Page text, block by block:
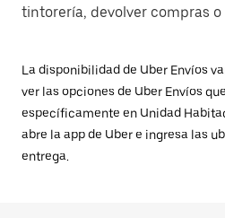
tintorería, devolver compras
La disponibilidad de Uber Envíos
ver las opciones de Uber Envíos
específicamente en Unidad
abre la app de Uber e ingresa las
entrega.